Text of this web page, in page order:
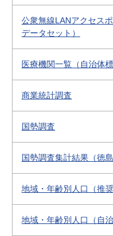
公衆無線LANアクセス
データセット）
医療機関一覧（自治体
商業統計調査
国勢調査
国勢調査集計結果（徳島
地域・年齢別人口（推
地域・年齢別人口（自